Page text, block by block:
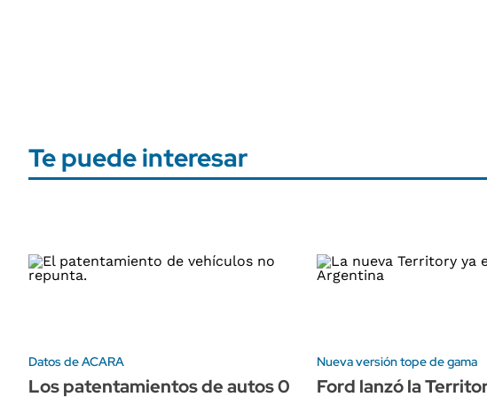
Te puede interesar
Datos de ACARA
Los patentamientos de autos 0
Nueva versión tope de gama
Ford lanzó la